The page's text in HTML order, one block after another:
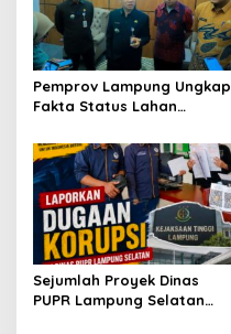
p
o
s
Pemprov Lampung Ungkap
Fakta Status Lahan
Sejumlah Proyek Dinas
PUPR Lampung Selatan